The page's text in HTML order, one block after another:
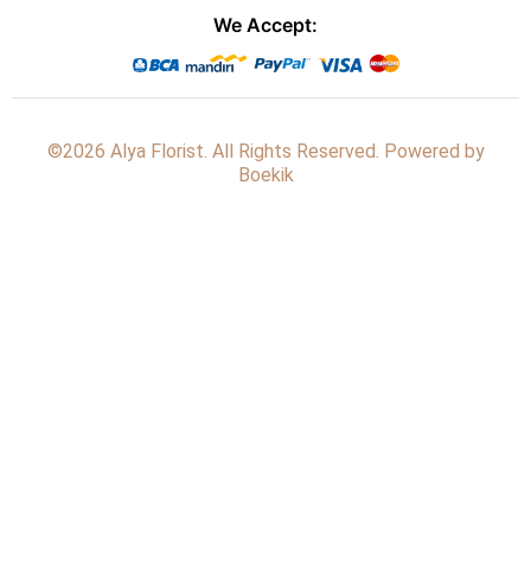
We Accept:
©2026 Alya Florist. All Rights Reserved. Powered by
Boekik